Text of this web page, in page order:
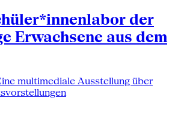
der
Erwachsene aus dem
multimediale Ausstellung über